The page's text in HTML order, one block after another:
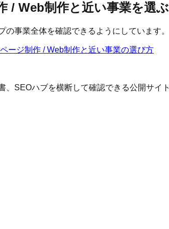
/ Web制作と近い事業を選ぶ
事業全体を確認できるようにしています。
ージ制作 / Web制作と近い事業の選び方
SEOハブを横断して確認できる公開サイト